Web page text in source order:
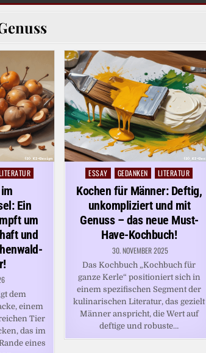
Ein
um
und
dem
einem
Tier
das im
eines
Posted
ESSAY GEDANKEN LITERATUR
Kochen für Männer: Deftig,
unkompliziert und mit
Genuss – das neue Must-
Have-Kochbuch!
30. NOVEMBER 2025
Das Kochbuch „Kochbuch für
ganze Kerle“ positioniert sich in
einem spezifischen Segment der
kulinarischen Literatur, das gezielt
Männer anspricht, die Wert auf
deftige und robuste…